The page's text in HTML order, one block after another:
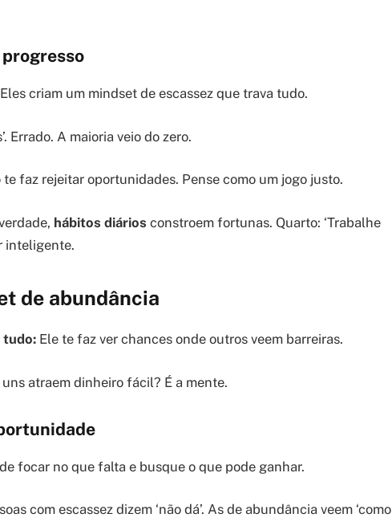
Eles criam um mindset de escassez que trava tudo.
Errado. A maioria veio do zero.
te faz rejeitar oportunidades. Pense como um jogo justo.
hábitos diários constroem fortunas. Quarto: ‘Trabalhe
inteligente.
de abundância
tudo: Ele te faz ver chances onde outros veem barreiras.
atraem dinheiro fácil? É a mente.
focar no que falta e busque o que pode ganhar.
com escassez dizem ‘não dá’. As de abundância veem ‘como